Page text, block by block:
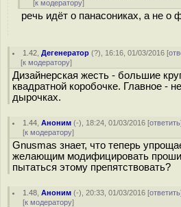
[к модератору]
речь идёт о панасониках, а не о
1.42 ,Дегенератор (?), 16:16, 01/03/2016 [
[к модератору]
Дизайнерская жесть - большие
квадратной коробочке. Главное -
дырочках.
1.44 ,Аноним (-), 18:24, 01/03/2016 [ответить
[к модератору]
Gnusmas знает, что теперь
желающим модифицировать
пытаться этому препятствовать?
1.48 ,Аноним (-), 20:33, 01/03/2016 [ответить
[к модератору]